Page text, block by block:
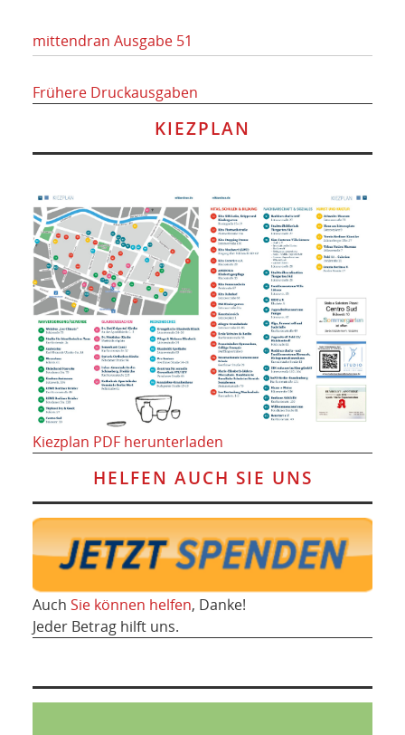
mittendran Ausgabe 51
Frühere Druckausgaben
KIEZPLAN
Kiezplan PDF herunterladen
HELFEN AUCH SIE UNS
Auch Sie können helfen, Danke!
Jeder Betrag hilft uns.